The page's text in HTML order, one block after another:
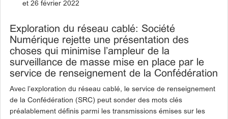
et 26 février 2022
Exploration du réseau cablé: Société
Numérique rejette une présentation des
choses qui minimise l’ampleur de la
surveillance de masse mise en place par le
service de renseignement de la Confédération
Avec l’exploration du réseau cablé, le service de renseignement
de la Confédération (SRC) peut sonder des mots clés
préalablement définis parmi les transmissions émises sur les